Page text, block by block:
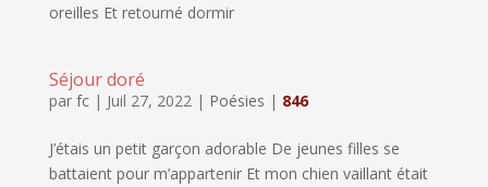
oreilles Et retourné dormir
Séjour doré
par fc| Juil 27, 2022| Poésies | 846
J’étais un petit garçon adorable De jeunes filles se
battaient pour m’appartenir Et mon chien vaillant était